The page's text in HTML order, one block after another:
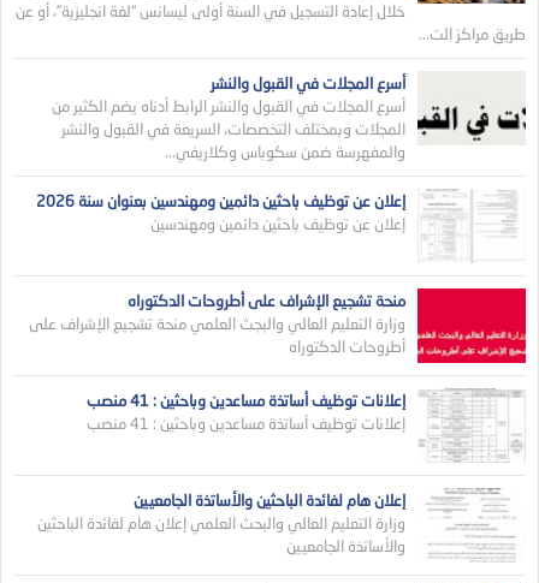
خلال إعادة التسجيل في السنة أولى ليسانس “لغة انجليزية”، أو عن
طريق مراكز الت...
أسرع المجلات في القبول والنشر
أسرع المجلات في القبول والنشر الرابط أدناه يضم الكثير من
المجلات وبمختلف التخصصات، السريعة في القبول والنشر
والمفهرسة ضمن سكوباس وكلاريفي...
إعلان عن توظيف باحثين دائمين ومهندسين بعنوان سنة 2026
إعلان عن توظيف باحثين دائمين ومهندسين
منحة تشجيع الإشراف على أطروحات الدكتوراه
وزارة التعليم العالي والبجث العلمي منحة تشجيع الإشراف على
أطروحات الدكتوراه
إعلانات توظيف أساتذة مساعدين وباحثين : 41 منصب
إعلانات توظيف أساتذة مساعدين وباحثين : 41 منصب
إعلان هام لفائدة الباحثين والأساتذة الجامعيين
وزارة التعليم العالي والبحث العلمي إعلان هام لفائدة الباحثين
والأساتذة الجامعيين